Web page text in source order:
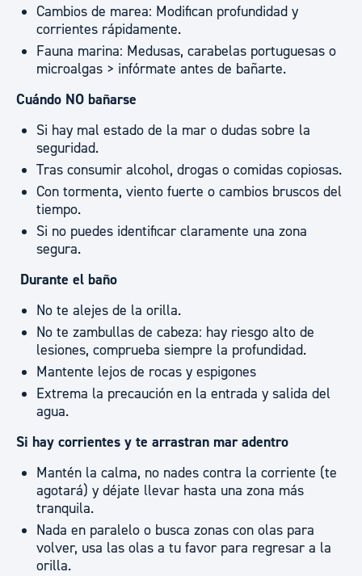
Cambios de marea: Modifican profundidad y
corrientes rápidamente.
Fauna marina: Medusas, carabelas portuguesas o
microalgas > infórmate antes de bañarte.
Cuándo NO bañarse
Si hay mal estado de la mar o dudas sobre la
seguridad.
Tras consumir alcohol, drogas o comidas copiosas.
Con tormenta, viento fuerte o cambios bruscos del
tiempo.
Si no puedes identificar claramente una zona
segura.
Durante el baño
No te alejes de la orilla.
No te zambullas de cabeza: hay riesgo alto de
lesiones, comprueba siempre la profundidad.
Mantente lejos de rocas y espigones
Extrema la precaución en la entrada y salida del
agua.
Si hay corrientes y te arrastran mar adentro
Mantén la calma, no nades contra la corriente (te
agotará) y déjate llevar hasta una zona más
tranquila.
Nada en paralelo o busca zonas con olas para
volver, usa las olas a tu favor para regresar a la
orilla.